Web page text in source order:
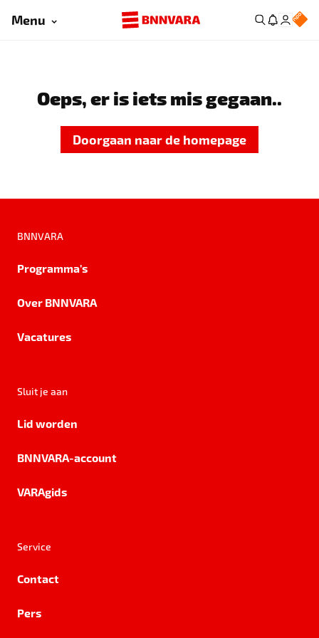
Menu
Oeps, er is iets mis gegaan..
Doorgaan naar de homepage
BNNVARA
Programma's
Over BNNVARA
Vacatures
Sluit je aan
Lid worden
BNNVARA-account
VARAgids
Service
Contact
Pers